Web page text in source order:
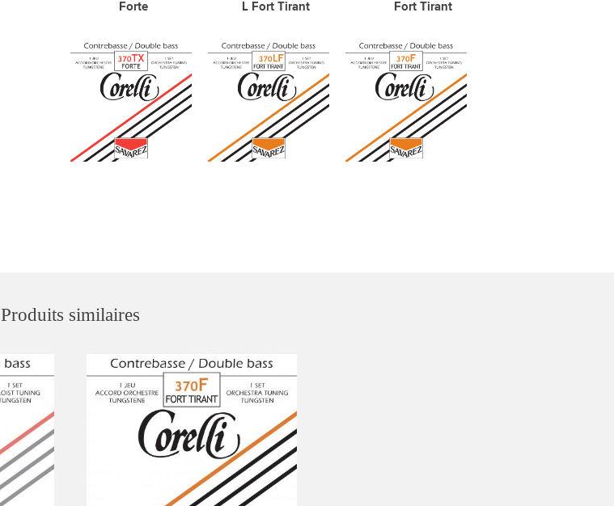
Forte L Fort Tirant Fort Tirant
Produits similaires